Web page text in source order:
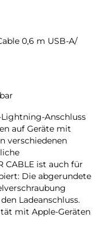
0,6 m USB-A/
Lightning-Anschluss
auf Geräte mit
verschiedenen
CABLE ist auch für
Die abgerundete
Ladeanschluss.
mit Apple-Geräten